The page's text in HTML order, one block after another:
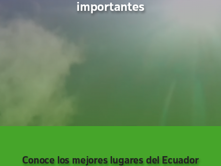
importantes
Conoce los mejores lugares del Ecuador